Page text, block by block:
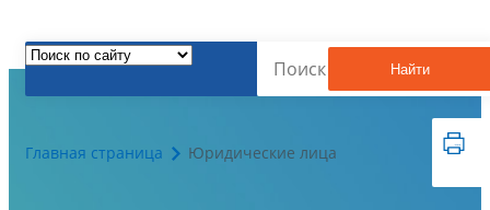
Найти
Главная страница Юридические лица